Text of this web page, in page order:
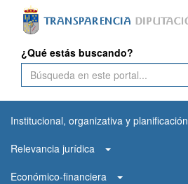
¿Qué estás buscando?
Institucional, organizativa y planificación
Relevancia jurídica
Económico-financiera